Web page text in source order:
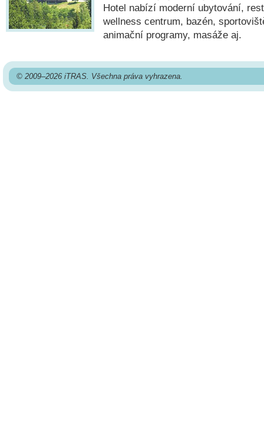
Hotel nabízí moderní ubytování,
wellness centrum, bazén,
animační programy, masáže aj.
© 2009–2026 iTRAS. Všechna práva vyhrazena.